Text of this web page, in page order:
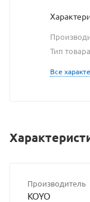
Тип товара
Все
Производитель
KOYO